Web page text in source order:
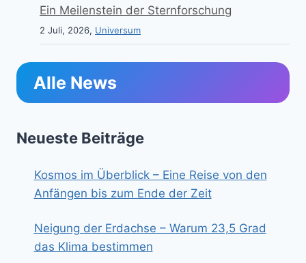
Ein Meilenstein der Sternforschung
2 Juli, 2026, Universum
Alle News
Neueste Beiträge
Kosmos im Überblick – Eine Reise von den
Anfängen bis zum Ende der Zeit
Neigung der Erdachse – Warum 23,5 Grad
das Klima bestimmen